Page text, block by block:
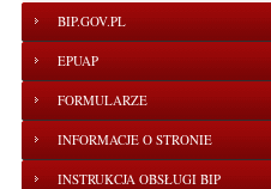
BIP.GOV.PL
EPUAP
FORMULARZE
INFORMACJE O STRONIE
INSTRUKCJA OBSŁUGI BIP